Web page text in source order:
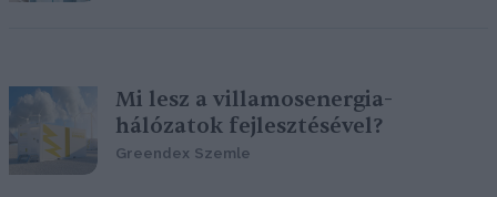
Mi lesz a villamosenergia-
hálózatok fejlesztésével?
Greendex Szemle